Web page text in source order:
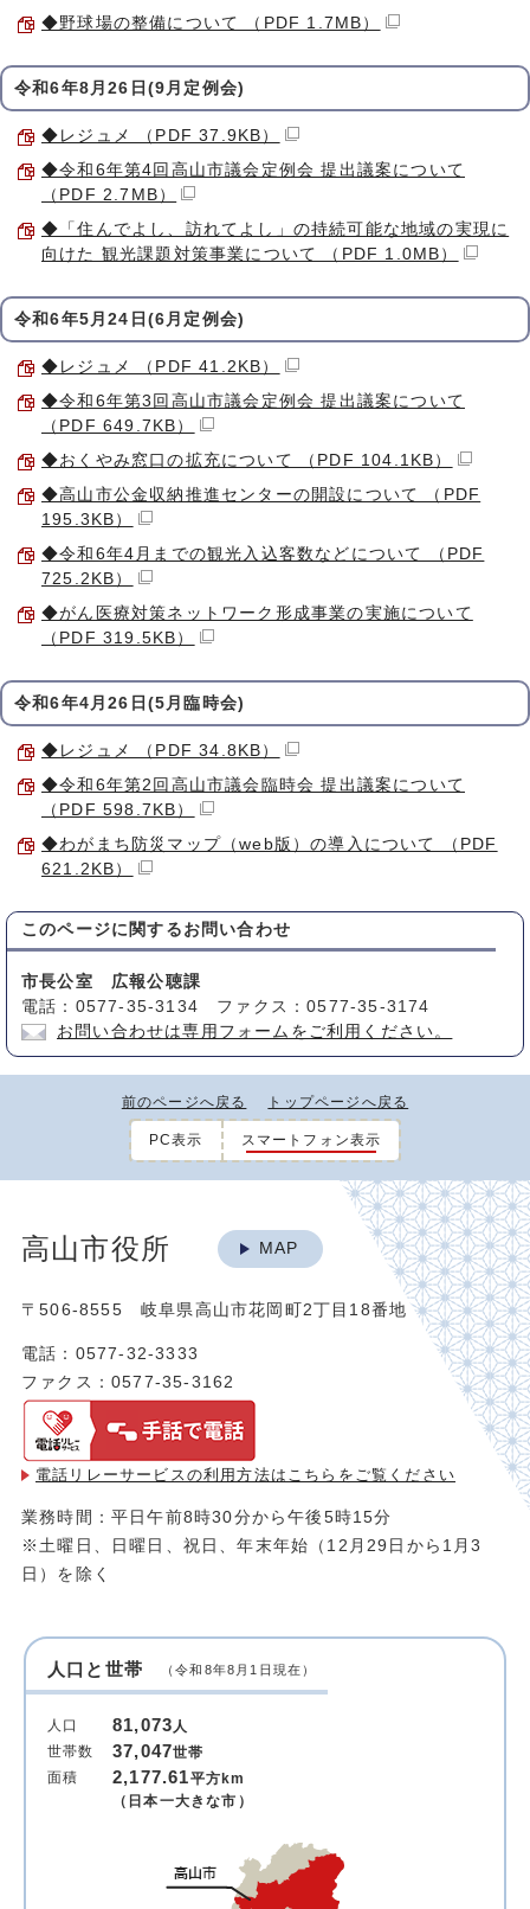
◆野球場の整備について （PDF 1.7MB）
令和6年8月26日(9月定例会)
◆レジュメ （PDF 37.9KB）
◆令和6年第4回高山市議会定例会 提出議案について
（PDF 2.7MB）
◆「住んでよし、訪れてよし」の持続可能な地域の実現に
向けた 観光課題対策事業について （PDF 1.0MB）
令和6年5月24日(6月定例会)
◆レジュメ （PDF 41.2KB）
◆令和6年第3回高山市議会定例会 提出議案について
（PDF 649.7KB）
◆おくやみ窓口の拡充について （PDF 104.1KB）
◆高山市公金収納推進センターの開設について （PDF
195.3KB）
◆令和6年4月までの観光入込客数などについて （PDF
725.2KB）
◆がん医療対策ネットワーク形成事業の実施について
（PDF 319.5KB）
令和6年4月26日(5月臨時会)
◆レジュメ （PDF 34.8KB）
◆令和6年第2回高山市議会臨時会 提出議案について
（PDF 598.7KB）
◆わがまち防災マップ（web版）の導入について （PDF
621.2KB）
このページに関する お問い合わせ
市長公室 広報公聴課
電話：0577-35-3134 ファクス：0577-35-3174
お問い合わせは専用フォームをご利用ください。
前のページへ戻る トップページへ戻る
PC表示 スマートフォン表示
高山市役所 MAP
〒506-8555 岐阜県高山市花岡町2丁目18番地
電話：0577-32-3333
ファクス：0577-35-3162
電話リレーサービスの利用方法は こちらをご覧ください
業務時間：平日午前8時30分から午後5時15分
※土曜日、日曜日、祝日、年末年始（12月29日から1月3
日）を除く
人口と世帯 （令和8年8月1日現在）
人口 81,073人
世帯数
37,047世帯
面積
2,177.61平方km
（日本一大きな市）